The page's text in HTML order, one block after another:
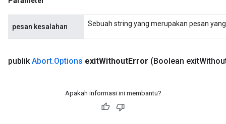
pesan kesalahan Sebuah string yang merupakan pesan
publikAbort.Options exitWithoutError (Boolean exit
Apakah informasi ini membantu?